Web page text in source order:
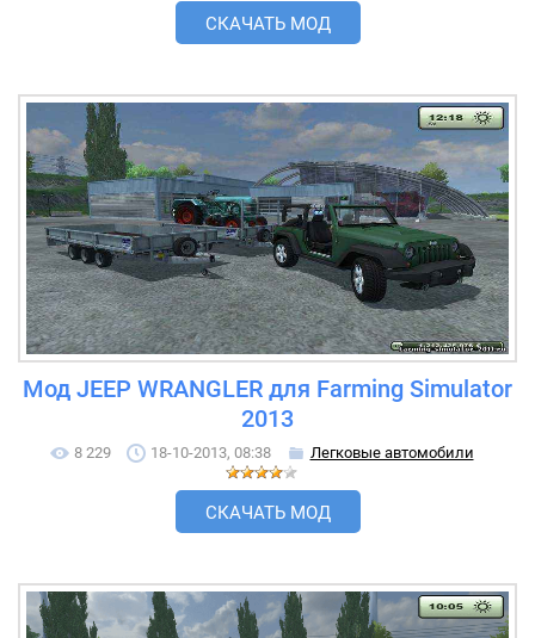
СКАЧАТЬ МОД
Мод JEEP WRANGLER для Farming Simulator
2013
8 229 18-10-2013, 08:38 Легковые автомобили
СКАЧАТЬ МОД